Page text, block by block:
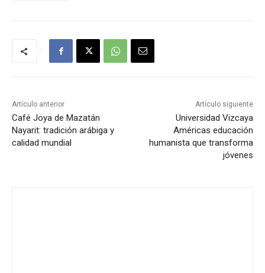
Artículo anterior
Café Joya de Mazatán
Nayarit: tradición arábiga y
calidad mundial
Artículo siguiente
Universidad Vizcaya
Américas educación
humanista que transforma
jóvenes